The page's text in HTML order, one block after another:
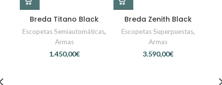
Breda Titano Black
Escopetas Semiautomáticas,
Armas
€
Breda Zenith Black
Escopetas Superpuestas,
Armas
€